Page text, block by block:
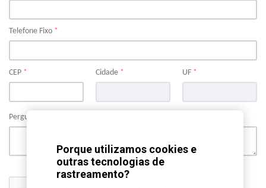
Telefone Fixo *
CEP * Cidade * UF *
Pergunta
Porque utilizamos cookies e
outras tecnologias de
rastreamento?